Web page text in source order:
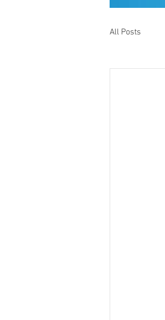
All Posts